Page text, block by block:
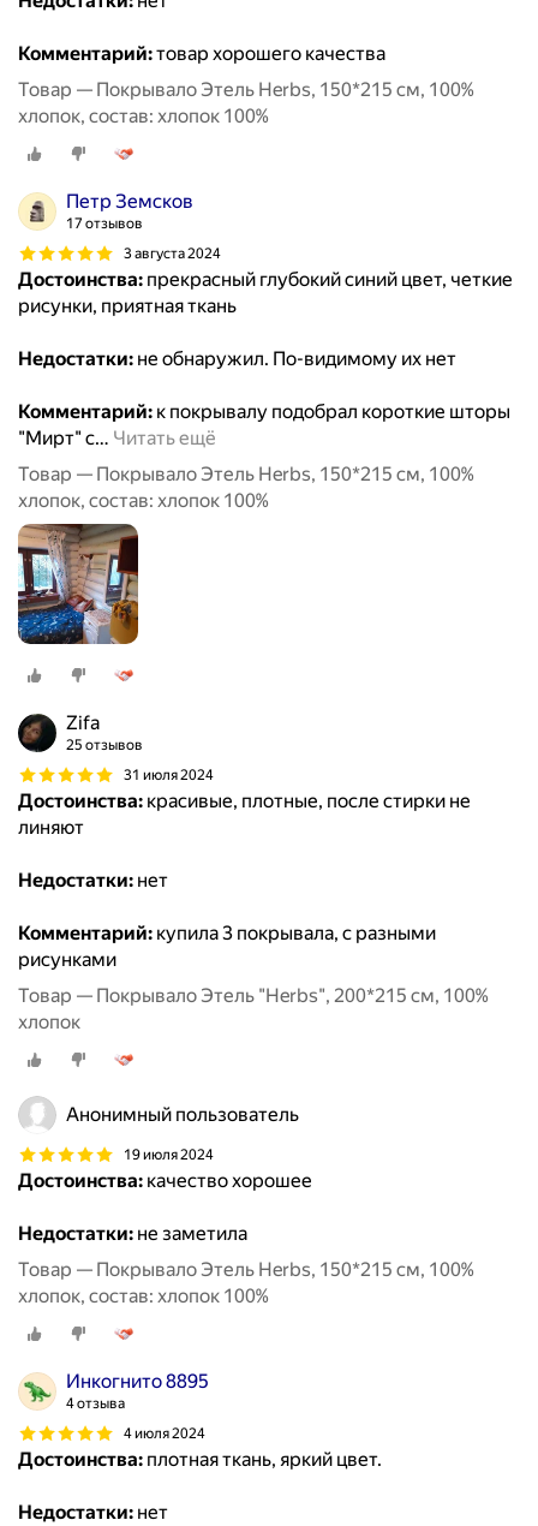
Комментарий:товар хорошего качества
Товар — Покрывало Этель Herbs, 150*215 см, 100%
хлопок, состав: хлопок 100%
Петр Земсков
17 отзывов
3 августа 2024
Достоинства: прекрасный глубокий синий цвет, четкие
рисунки, приятная ткань
Недостатки: не обнаружил. По-видимому их нет
Комментарий: к покрывалу подобрал короткие шторы
"Мирт" с… Читать ещё
Товар — Покрывало Этель Herbs, 150*215 см, 100%
хлопок, состав: хлопок 100%
Zifa
25 отзывов
31 июля 2024
Достоинства: красивые, плотные, после стирки не
линяют
Недостатки: нет
Комментарий: купила 3 покрывала, с разными
рисунками
Товар — Покрывало Этель "Herbs", 200*215 см, 100%
хлопок
Анонимный пользователь
19 июля 2024
Достоинства: качество хорошее
Недостатки: не заметила
Товар — Покрывало Этель Herbs, 150*215 см, 100%
хлопок, состав: хлопок 100%
Инкогнито 8895
4 отзыва
4 июля 2024
Достоинства: плотная ткань, яркий цвет.
Недостатки: нет